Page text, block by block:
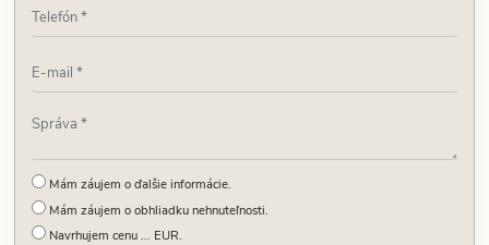
Mám záujem o ďalšie informácie.
Mám záujem o obhliadku nehnuteľnosti.
Navrhujem cenu ... EUR.